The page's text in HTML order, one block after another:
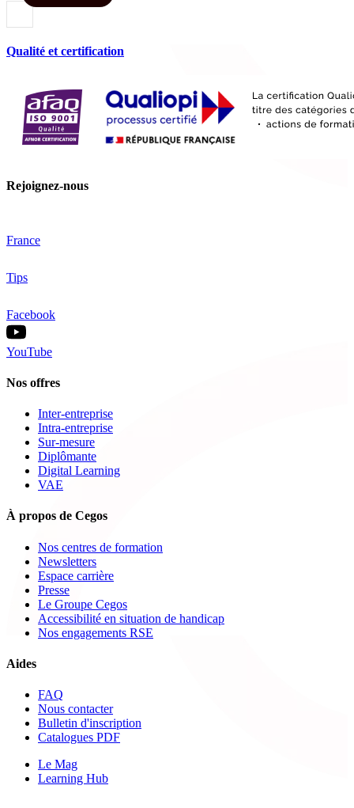
Qualité et certification
Rejoignez-nous
France
Tips
Facebook
YouTube
Nos offres
Inter-entreprise
Intra-entreprise
Sur-mesure
Diplômante
Digital Learning
VAE
À propos de Cegos
Nos centres de formation
Newsletters
Espace carrière
Presse
Le Groupe Cegos
Accessibilité en situation de handicap
Nos engagements RSE
Aides
FAQ
Nous contacter
Bulletin d'inscription
Catalogues PDF
Le Mag
Learning Hub